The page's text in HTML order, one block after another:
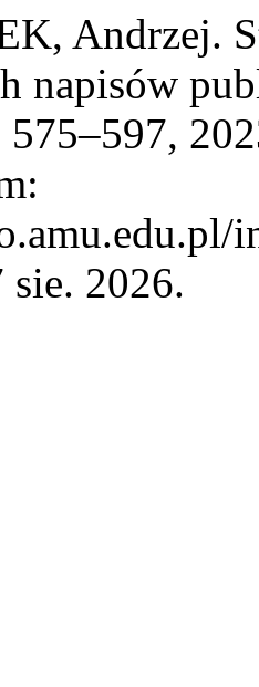
Andrzej.
napisów
575–597,
sie. 2026.